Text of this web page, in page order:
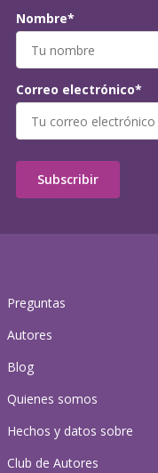
Preguntas
Autores
Blog
Quienes somos
Hechos y datos sobre
Club de Autores
Nombre*
Correo electrónico*
Subscribir